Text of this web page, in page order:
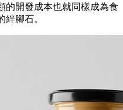
的開發成本也就同樣成為食
腳石。